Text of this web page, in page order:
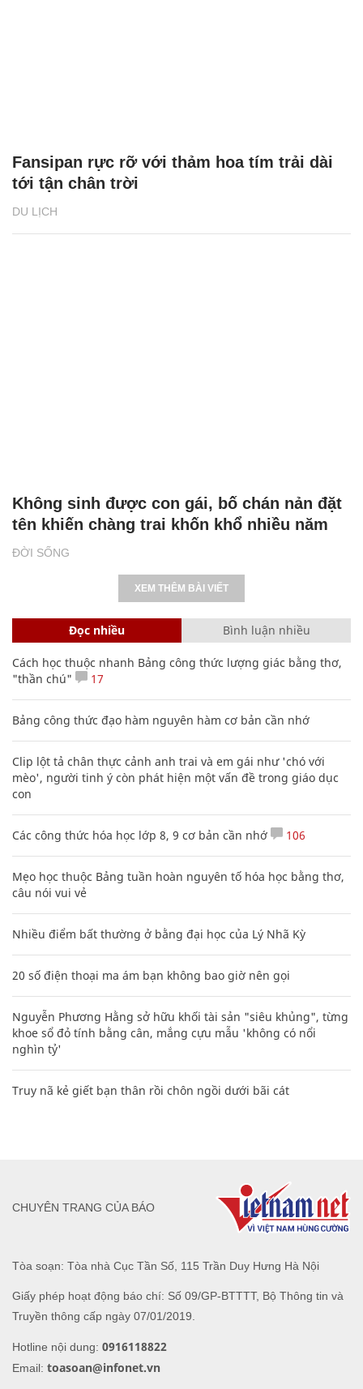
DU LỊCH
Fansipan rực rỡ với thảm hoa tím trải dài
tới tận chân trời
ĐỜI SỐNG
Không sinh được con gái, bố chán nản đặt
tên khiến chàng trai khốn khổ nhiều năm
XEM THÊM BÀI VIẾT
Đọc nhiều Bình luận nhiều
Cách học thuộc nhanh Bảng công thức lượng giác bằng thơ,
"thần chú"
17
Bảng công thức đạo hàm nguyên hàm cơ bản cần nhớ
Clip lột tả chân thực cảnh anh trai và em gái như 'chó với
mèo', người tinh ý còn phát hiện một vấn đề trong giáo dục
con
Các công thức hóa học lớp 8, 9 cơ bản cần nhớ 106
Mẹo học thuộc Bảng tuần hoàn nguyên tố hóa học bằng thơ,
câu nói vui vẻ
Nhiều điểm bất thường ở bằng đại học của Lý Nhã Kỳ
20 số điện thoại ma ám bạn không bao giờ nên gọi
Nguyễn Phương Hằng sở hữu khối tài sản "siêu khủng", từng
khoe sổ đỏ tính bằng cân, mắng cựu mẫu 'không có nổi
nghìn tỷ'
Truy nã kẻ giết bạn thân rồi chôn ngồi dưới bãi cát
Tòa soạn: Tòa nhà Cục Tần Số, 115 Trần Duy Hưng Hà Nội
Giấy phép hoạt động báo chí: Số 09/GP-BTTTT, Bộ Thông tin và
Truyền thông cấp ngày 07/01/2019.
Hotline nội dung: 0916118822
Email: toasoan@infonet.vn
CHUYÊN TRANG CỦA BÁO